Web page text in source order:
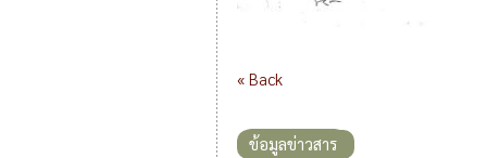
« Back
ข้อมูลข่าวสาร